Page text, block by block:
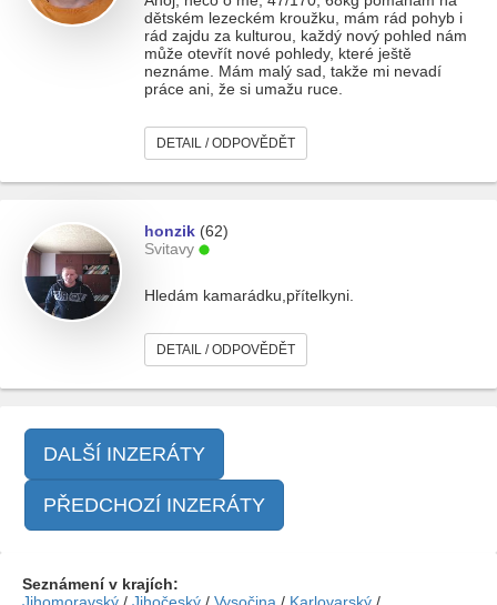
dětském lezeckém kroužku, mám rád pohyb i
rád zajdu za kulturou, každý nový pohled nám
může otevřít nové pohledy, které ještě
neznáme. Mám malý sad, takže mi nevadí
práce ani, že si umažu ruce.
DETAIL / ODPOVĚDĚT
honzik (62)
Svitavy
Hledám kamarádku,přítelkyni.
DETAIL / ODPOVĚDĚT
DALŠÍ INZERÁTY
PŘEDCHOZÍ INZERÁTY
Seznámení v krajích: